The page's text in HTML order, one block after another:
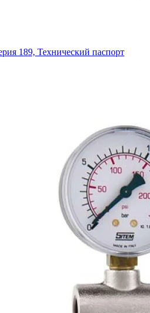
189, Технический паспорт